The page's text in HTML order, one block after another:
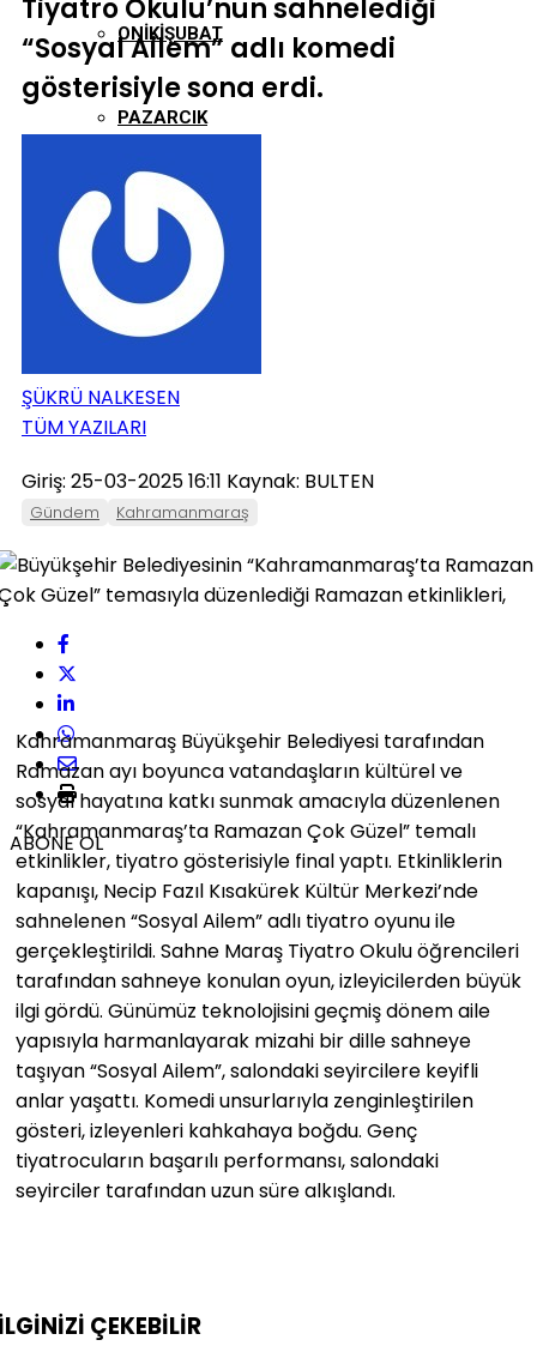
ONIKIŞUBAT
PAZARCIK
TÜRKOĞLU
Tiyatro Okulu’nun sahnelediği
“Sosyal Ailem” adlı komedi
gösterisiyle sona erdi.
ŞÜKRÜ NALKESEN
TÜM YAZILARI
Giriş: 25-03-2025 16:11 Kaynak: BULTEN
Gündem Kahramanmaraş
ABONE OL
Kahramanmaraş Büyükşehir Belediyesi tarafından
Ramazan ayı boyunca vatandaşların kültürel ve
sosyal hayatına katkı sunmak amacıyla düzenlenen
“Kahramanmaraş’ta Ramazan Çok Güzel” temalı
etkinlikler, tiyatro gösterisiyle final yaptı. Etkinliklerin
kapanışı, Necip Fazıl Kısakürek Kültür Merkezi’nde
sahnelenen “Sosyal Ailem” adlı tiyatro oyunu ile
gerçekleştirildi. Sahne Maraş Tiyatro Okulu öğrencileri
tarafından sahneye konulan oyun, izleyicilerden büyük
ilgi gördü. Günümüz teknolojisini geçmiş dönem aile
yapısıyla harmanlayarak mizahi bir dille sahneye
taşıyan “Sosyal Ailem”, salondaki seyircilere keyifli
anlar yaşattı. Komedi unsurlarıyla zenginleştirilen
gösteri, izleyenleri kahkahaya boğdu. Genç
tiyatrocuların başarılı performansı, salondaki
seyirciler tarafından uzun süre alkışlandı.
ÇEKEBİLİR